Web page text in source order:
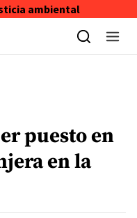
ambiental
puesto en
en la